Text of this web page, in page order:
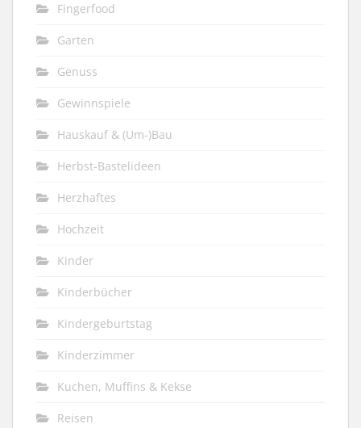
Fingerfood
Garten
Genuss
Gewinnspiele
Hauskauf & (Um-)Bau
Herbst-Bastelideen
Herzhaftes
Hochzeit
Kinder
Kinderbücher
Kindergeburtstag
Kinderzimmer
Kuchen, Muffins & Kekse
Reisen